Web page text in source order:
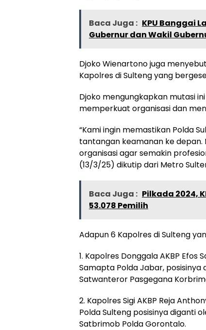
Baca Juga : KPU Banggai
Gubernur dan Wakil
Djoko Wienartono juga
Kapolres di Sulteng yang
Djoko mengungkapkan mutasi
memperkuat organisasi dan
“Kami ingin memastikan Polda
tantangan keamanan ke
organisasi agar semakin
(13/3/25) dikutip dari Metro
Baca Juga : Pilkada 2024,
53.078 Pemilih
Adapun 6 Kapolres di Sulteng
1. Kapolres Donggala AKBP
Samapta Polda Jabar, posisinya
Satwanteror Pasgegana
2. Kapolres Sigi AKBP Reja
Polda Sulteng posisinya diganti
Satbrimob Polda Gorontalo.